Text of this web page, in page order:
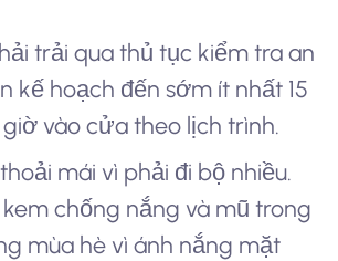
trải qua thủ tục kiểm tra an
kế hoạch đến sớm ít nhất 15
vào cửa theo lịch trình.
mái vì phải đi bộ nhiều.
chống nắng và mũ trong
mùa hè vì ánh nắng mặt